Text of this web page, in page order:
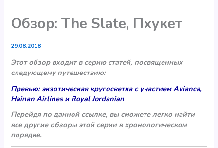
Обзор: The Slate, Пхукет
29.08.2018
Этот обзор входит в серию статей, посвященных
следующему путешествию:
Превью: экзотическая кругосветка с участием Avianca,
Hainan Airlines и Royal Jordanian
Перейдя по данной ссылке, вы сможете легко найти
все другие обзоры этой серии в хронологическом
порядке.